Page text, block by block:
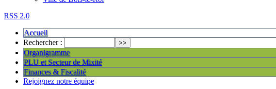
RSS 2.0
Accueil
Rechercher :
Organigramme
PLU et Secteur de Mixité
Finances & Fiscalité
Rejoignez notre équipe